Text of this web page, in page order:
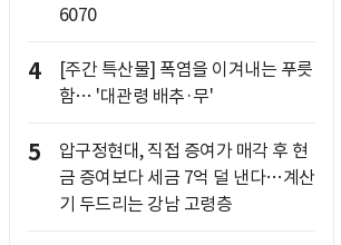
6070
4
[주간 특산물] 폭염을 이겨내는 푸릇
함… '대관령 배추·무'
5
압구정현대, 직접 증여가 매각 후 현
금 증여보다 세금 7억 덜 낸다…계산
기 두드리는 강남 고령층